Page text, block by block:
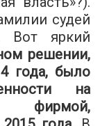
судей
Вот яркий
решении,
года, было
на